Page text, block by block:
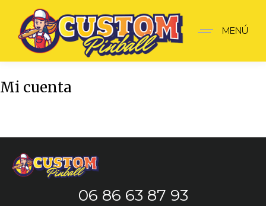
MENÚ
Mi cuenta
06 86 63 87 93